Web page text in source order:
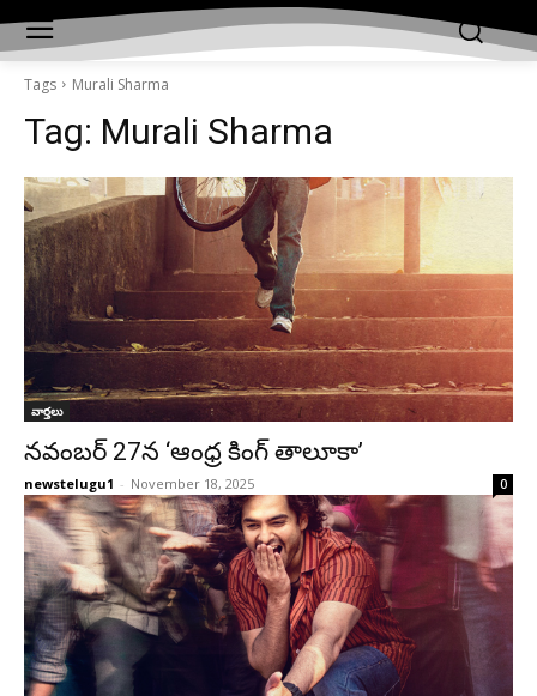
Tags Murali Sharma
Tag: Murali Sharma
వార్తలు
నవంబర్ 27న ‘ఆంధ్ర కింగ్ తాలూకా’
newstelugu1 - November 18, 2025 0